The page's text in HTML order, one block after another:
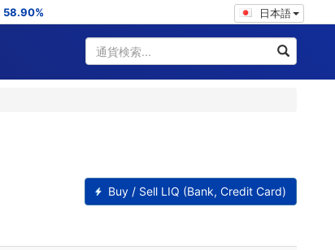
58.90% 日本語
Buy / Sell LIQ (Bank, Credit Card)